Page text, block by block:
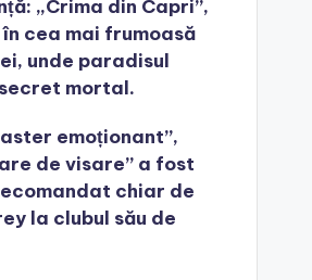
„Crima din Capri”,
cea mai frumoasă
unde paradisul
mortal.
emoționant”,
de visare” a fost
chiar de
la clubul său de